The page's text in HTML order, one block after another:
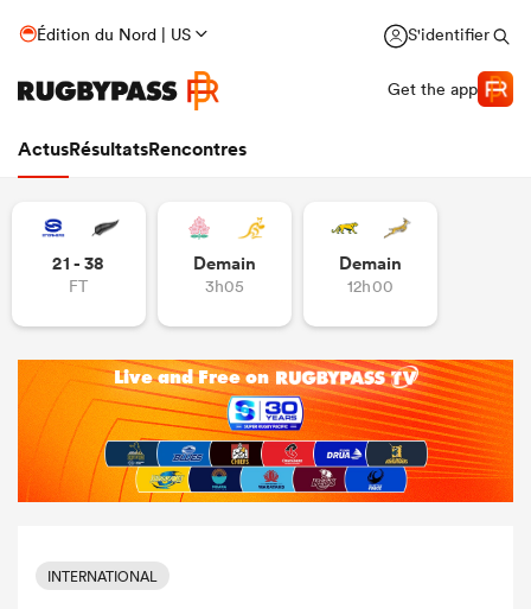
Édition du Nord | US S'identifier
Get the app
ActusRésultatsRencontres
21 - 38
FT
Demain
3h05
Demain
12h00
INTERNATIONAL